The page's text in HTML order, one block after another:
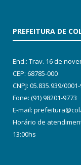
PREFEITURA DE
End.: Trav. 16 de
CEP: 68785-000
CNPJ: 05.835.939/
Fone: (91) 98201-9773
E-mail:
Horário de
13:00hs